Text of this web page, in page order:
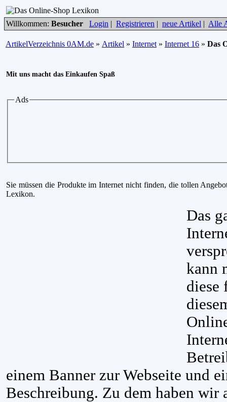
Willkommen: Besucher Login | Registrieren | neue Artikel | Alle
ArtikelVerzeichnis 0AM.de » Artikel » Internet » Internet 16 » Das
Mit uns macht das Einkaufen Spaß
Ads
Sie müssen die Produkte im Internet nicht finden, die tollen
Lexikon.
Das
kann
diese
einem Banner zur Webseite und
Beschreibung. Zu dem haben wir